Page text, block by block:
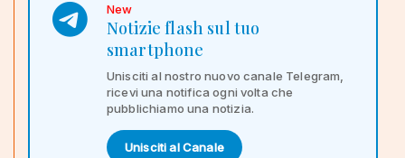
New
Notizie flash sul tuo
smartphone
Unisciti al nostro nuovo canale Telegram,
ricevi una notifica ogni volta che
pubblichiamo una notizia.
Unisciti al Canale